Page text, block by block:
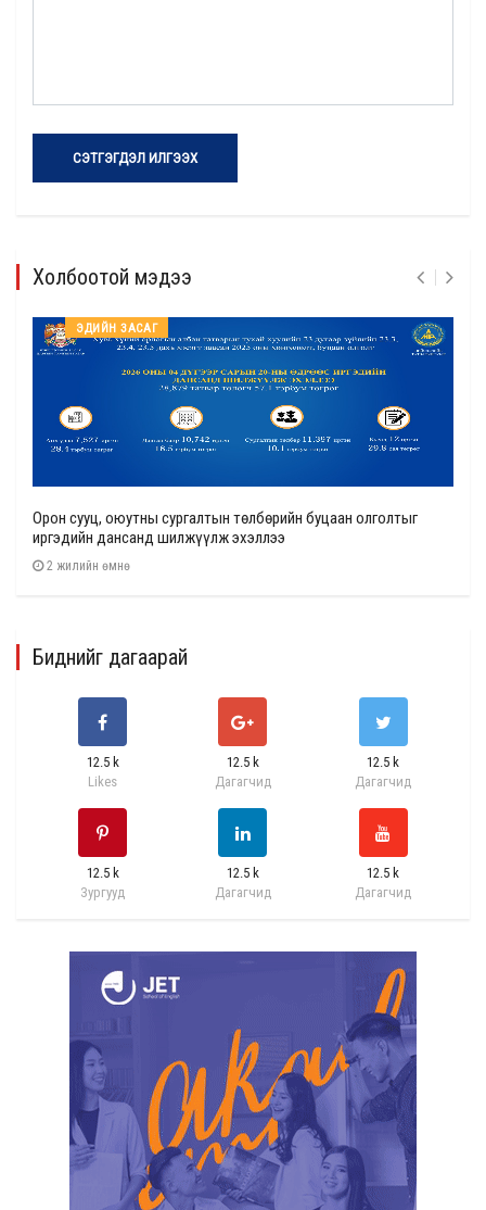
СЭТГЭГДЭЛ ИЛГЭЭХ
Холбоотой мэдээ
ЭДИЙН ЗАСАГ
Орон сууц, оюутны сургалтын төлбөрийн буцаан олголтыг
иргэдийн дансанд шилжүүлж эхэллээ
2 жилийн өмнө
Биднийг дагаарай
12.5 k
Likes
12.5 k
Дагагчид
12.5 k
Дагагчид
12.5 k
Зургууд
12.5 k
Дагагчид
12.5 k
Дагагчид